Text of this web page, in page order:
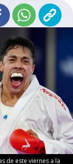
de este viernes a la